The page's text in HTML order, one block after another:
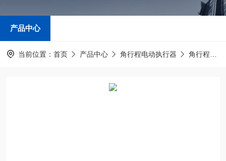
产品中心
当前位置： 首页 产品中心 角行程电动执行器 角行程